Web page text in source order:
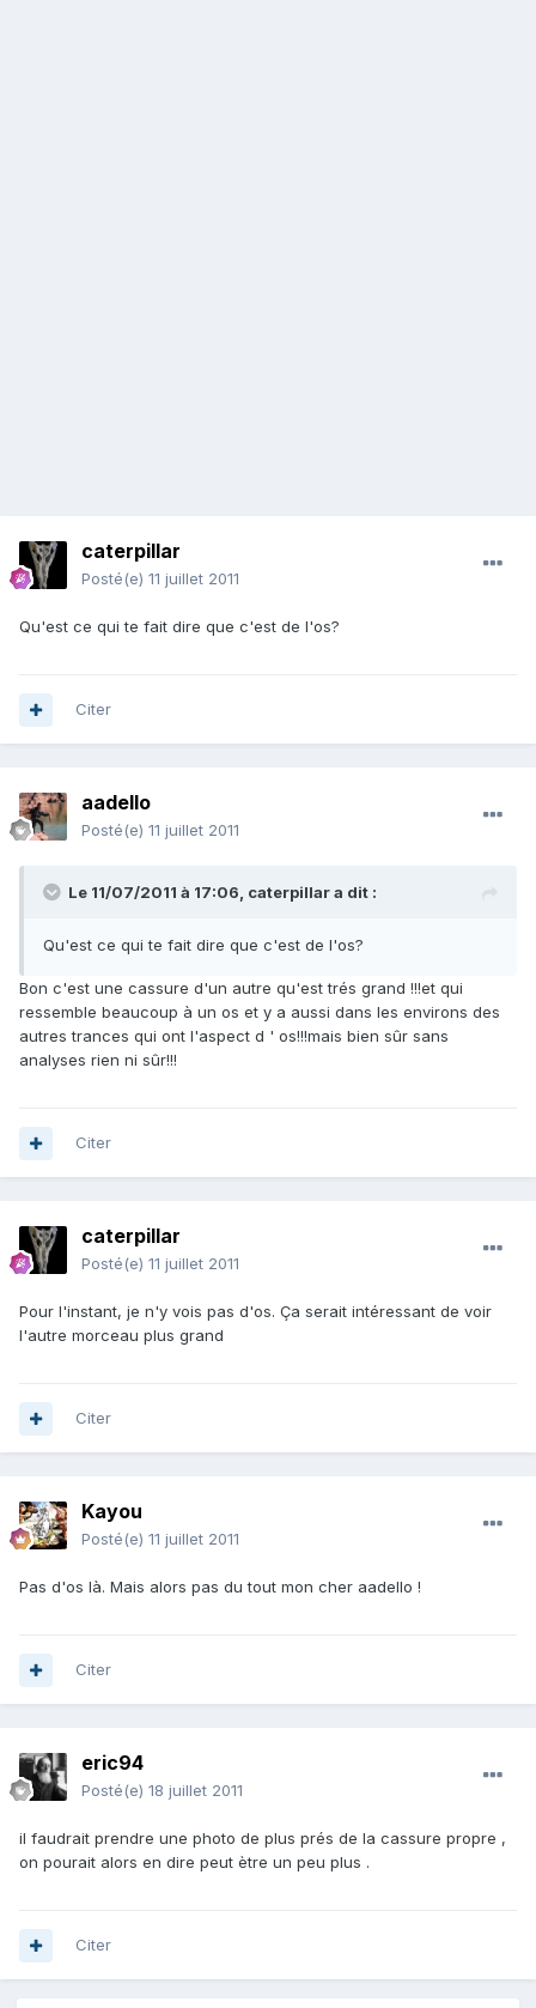
caterpillar
Posté(e) 11 juillet 2011
Qu'est ce qui te fait dire que c'est de l'os?
Citer
aadello
Posté(e) 11 juillet 2011
Le 11/07/2011 à 17:06, caterpillar a dit :
Qu'est ce qui te fait dire que c'est de l'os?
Bon c'est une cassure d'un autre qu'est trés grand !!!et qui
ressemble beaucoup à un os et y a aussi dans les environs des
autres trances qui ont l'aspect d ' os!!!mais bien sûr sans
analyses rien ni sûr!!!
Citer
caterpillar
Posté(e) 11 juillet 2011
Pour l'instant, je n'y vois pas d'os. Ça serait intéressant de voir
l'autre morceau plus grand
Citer
Kayou
Posté(e) 11 juillet 2011
Pas d'os là. Mais alors pas du tout mon cher aadello !
Citer
eric94
Posté(e) 18 juillet 2011
il faudrait prendre une photo de plus prés de la cassure propre ,
on pourait alors en dire peut ètre un peu plus .
Citer